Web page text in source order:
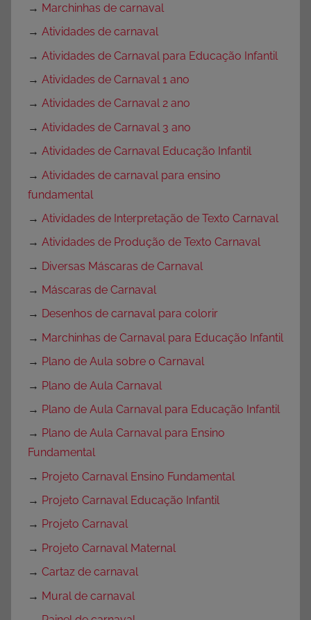
→ Marchinhas de carnaval
→ Atividades de carnaval
→ Atividades de Carnaval para Educação Infantil
→ Atividades de Carnaval 1 ano
→ Atividades de Carnaval 2 ano
→ Atividades de Carnaval 3 ano
→ Atividades de Carnaval Educação Infantil
→ Atividades de carnaval para ensino
fundamental
→ Atividades de Interpretação de Texto Carnaval
→ Atividades de Produção de Texto Carnaval
→ Diversas Máscaras de Carnaval
→ Máscaras de Carnaval
→ Desenhos de carnaval para colorir
→ Marchinhas de Carnaval para Educação Infantil
→ Plano de Aula sobre o Carnaval
→ Plano de Aula Carnaval
→ Plano de Aula Carnaval para Educação Infantil
→ Plano de Aula Carnaval para Ensino
Fundamental
→ Projeto Carnaval Ensino Fundamental
→ Projeto Carnaval Educação Infantil
→ Projeto Carnaval
→ Projeto Carnaval Maternal
→ Cartaz de carnaval
→ Mural de carnaval